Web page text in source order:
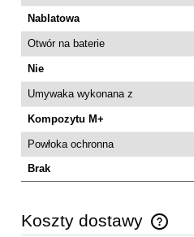
Nablatowa
Otwór na baterie
Nie
Umywaka wykonana z
Kompozytu M+
Powłoka ochronna
Brak
Koszty dostawy
Cena nie zawiera ewentualnych